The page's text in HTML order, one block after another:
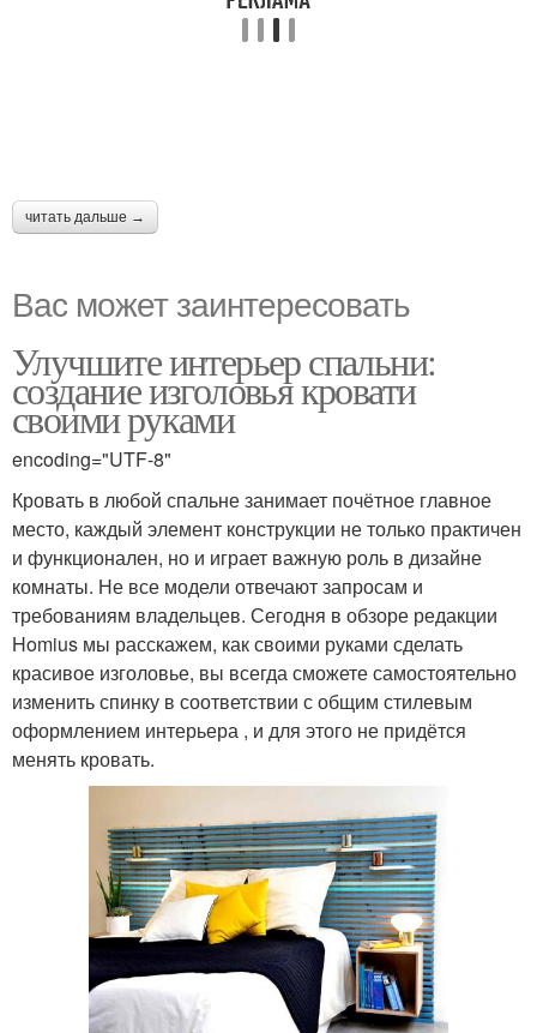
читать дальше →
Вас может заинтересовать
Улучшите интерьер спальни:
создание изголовья кровати
своими руками
encoding="UTF-8"
Кровать в любой спальне занимает почётное главное
место, каждый элемент конструкции не только практичен
и функционален, но и играет важную роль в дизайне
комнаты. Не все модели отвечают запросам и
требованиям владельцев. Сегодня в обзоре редакции
Homius мы расскажем, как своими руками сделать
красивое изголовье, вы всегда сможете самостоятельно
изменить спинку в соответствии с общим стилевым
оформлением интерьера , и для этого не придётся
менять кровать.